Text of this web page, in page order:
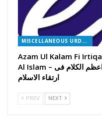
MISCELLANEOUS URDU BOOKS
Azam Ul Kalam Fi Irtiqa
Al Islam – اعظم الکلام فی
ارتقاء الاسلام
PREV NEXT